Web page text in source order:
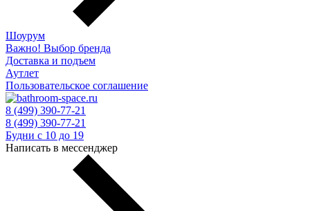
Шоурум
Важно! Выбор бренда
Доставка и подъем
Аутлет
Пользовательское соглашение
8 (499) 390-77-21
8 (499) 390-77-21
Будни с 10 до 19
Написать в мессенджер